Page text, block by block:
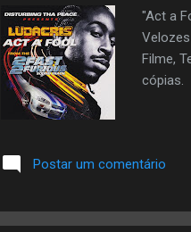
"Act a
Filme,
cópias.
Postar um comentário